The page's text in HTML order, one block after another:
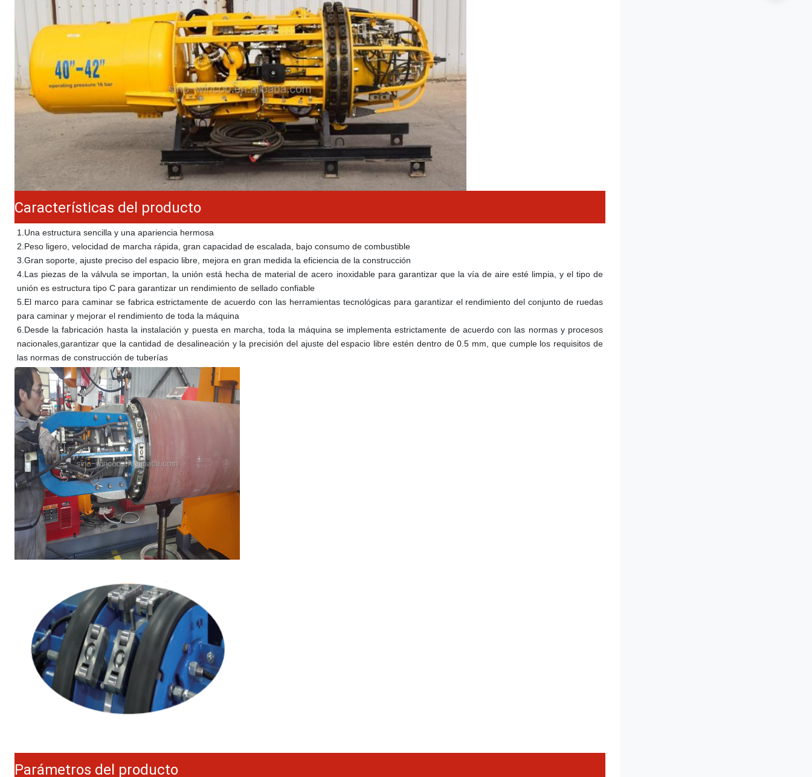
Características del producto
1. Una estructura sencilla y una apariencia hermosa
2. Peso ligero, velocidad de marcha rápida, gran capacidad de escalada, bajo consumo de combustible
3. Gran soporte, ajuste preciso del espacio libre, mejora en gran medida la eficiencia de la construcción
4. Las piezas de la válvula se importan, la unión está hecha de material de acero inoxidable para garantizar que la vía de aire esté limpia, y el tipo de
unión es estructura tipo C para garantizar un rendimiento de sellado confiable
5. El marco para caminar se fabrica estrictamente de acuerdo con las herramientas tecnológicas para garantizar el rendimiento del conjunto de ruedas
para caminar y mejorar el rendimiento de toda la máquina
6. Desde la fabricación hasta la instalación y puesta en marcha, toda la máquina se implementa estrictamente de acuerdo con las normas y procesos
nacionales,garantizar que la cantidad de desalineación y la precisión del ajuste del espacio libre estén dentro de 0.5 mm, que cumple los requisitos de
las normas de construcción de tuberías
Parámetros del producto